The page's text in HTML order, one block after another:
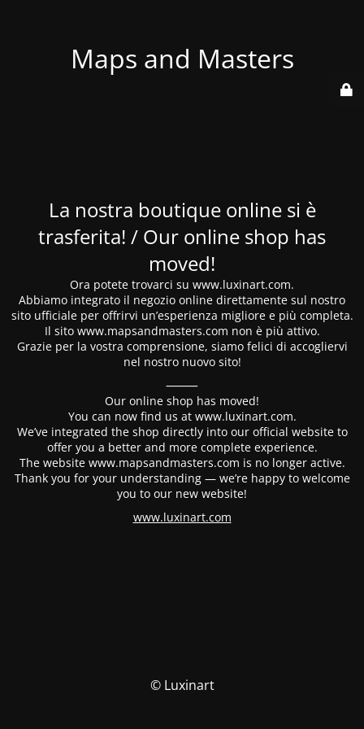
Maps and Masters
La nostra boutique online si è
trasferita! / Our online shop has
moved!
Ora potete trovarci su www.luxinart.com.
Abbiamo integrato il negozio online direttamente sul nostro
sito ufficiale per offrirvi un’esperienza migliore e più completa.
Il sito www.mapsandmasters.com non è più attivo.
Grazie per la vostra comprensione, siamo felici di accogliervi
nel nostro nuovo sito!
⸻
Our online shop has moved!
You can now find us at www.luxinart.com.
We’ve integrated the shop directly into our official website to
offer you a better and more complete experience.
The website www.mapsandmasters.com is no longer active.
Thank you for your understanding — we’re happy to welcome
you to our new website!
www.luxinart.com
© Luxinart